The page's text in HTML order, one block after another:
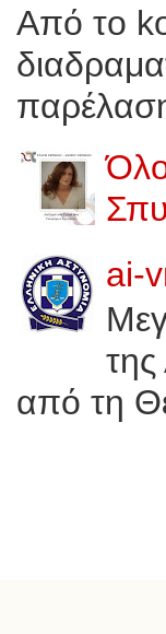
Από το
ai-
από τη